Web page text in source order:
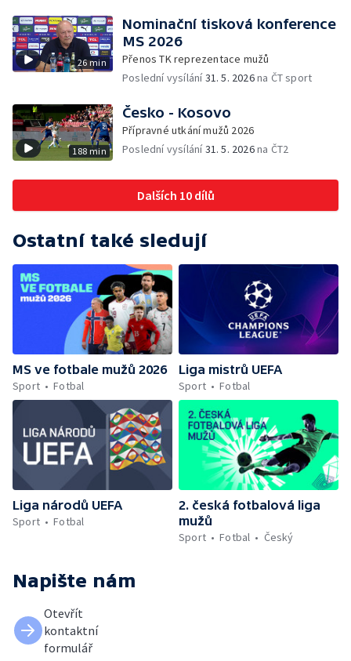
26 min
Nominační tisková konference
MS 2026
Přenos TK reprezentace mužů
Poslední vysílání31. 5. 2026na ČT sport
188 min
Česko - Kosovo
Přípravné utkání mužů 2026
Poslední vysílání31. 5. 2026na ČT2
Dalších 10 dílů
Ostatní také sledují
MS ve fotbale mužů 2026
Sport
Fotbal
Liga mistrů UEFA
Sport
Fotbal
Liga národů UEFA
Sport
Fotbal
2. česká fotbalová liga
mužů
Sport
Fotbal Český
Napište nám
Otevřít
kontaktní
formulář